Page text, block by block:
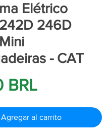
Elétrico
246D
- CAT
BRLPrecio
Agregar al carrito